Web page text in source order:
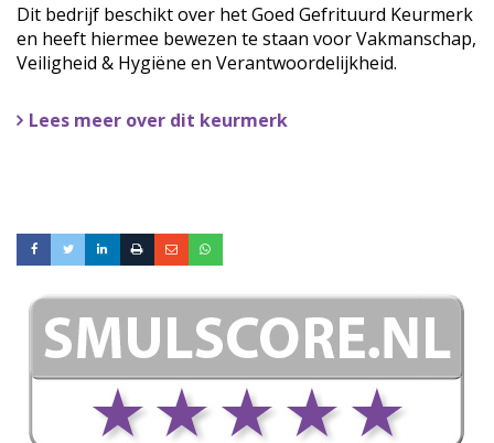
Dit bedrijf beschikt over het Goed Gefrituurd Keurmerk
en heeft hiermee bewezen te staan voor Vakmanschap,
Veiligheid & Hygiëne en Verantwoordelijkheid.
Lees meer over dit keurmerk